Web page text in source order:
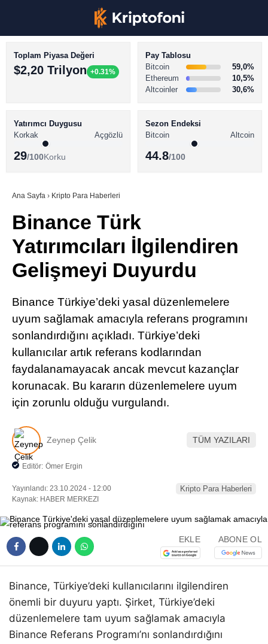
TikTok
LinkedIn
Telegram
BİTCOİN HABERLERİ
ALTCOİN HABERLERİ
SÖZLÜK
Toplam Piyasa Değeri
$2,20 Trilyon +0.31%
Pay Tablosu
Bitcoin
59,0%
Ethereum
10,5%
Altcoinler
30,6%
Yatırımcı Duygusu
Korkak
Açgözlü
29/100Korku
Sezon Endeksi
Bitcoin
Altcoin
44.8/100
Ana Sayfa › Kripto Para Haberleri
Binance Türk
Yatırımcıları İlgilendiren
Gelişmeyi Duyurdu
Binance Türkiye’deki yasal düzenlemelere
uyum sağlamak amacıyla referans programını
sonlandırdığını açıkladı. Türkiye’deki
kullanıcılar artık referans kodlarından
faydalanamayacak ancak mevcut kazançlar
korunacak. Bu kararın düzenlemelere uyum
için zorunlu olduğu vurgulandı.
Zeynep Çelik TÜM YAZILARI
Editör: Ömer Ergin
Yayınlandı: 23.10.2024 - 12:00
Kaynak: HABER MERKEZI
Kripto Para Haberleri
EKLE ABONE OL
Binance, Türkiye’deki kullanıcılarını ilgilendiren
önemli bir duyuru yaptı. Şirket, Türkiye’deki
düzenlemelere tam uyum sağlamak amacıyla
Binance Referans Programı’nı sonlandırdığını